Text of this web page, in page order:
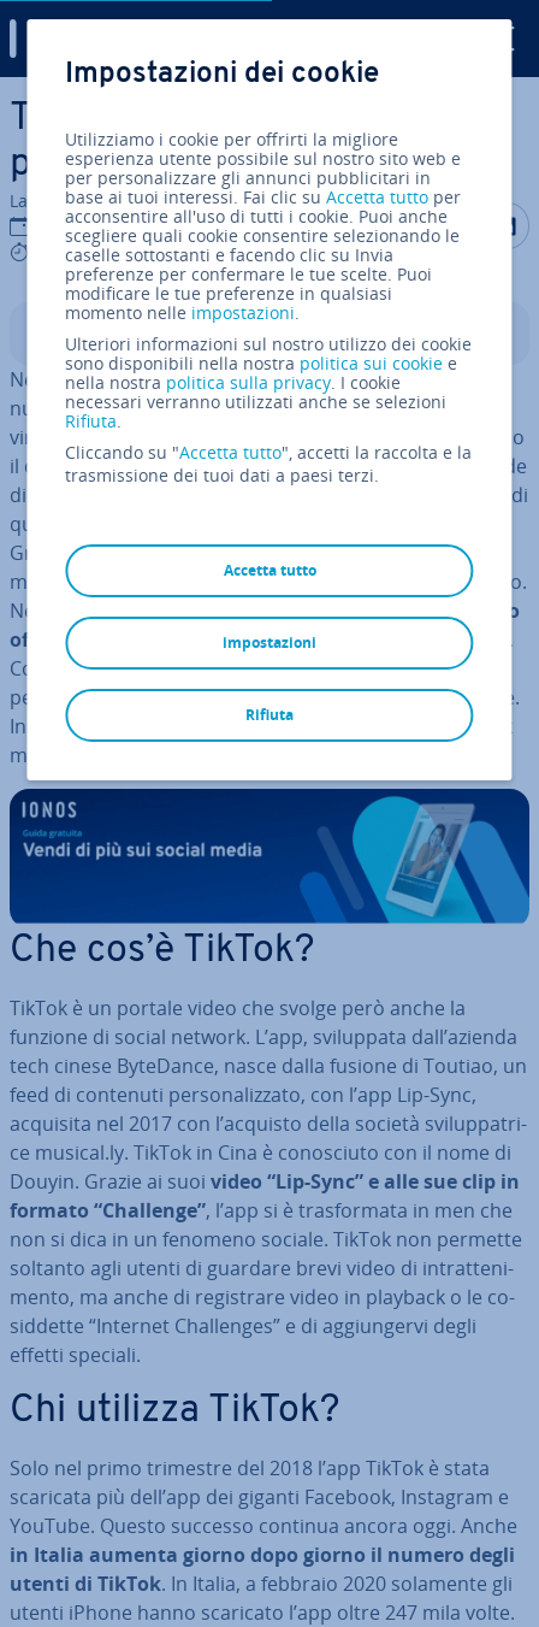
Vai al contenuto prin­ci­pa­le
TikTok marketing: strategie
per le aziende
La redazione di IONOS
30 set 2020
7 mins
Condividi
Indice
Nell’online marketing non c’è tempo per riposare. Le
nuove tec­no­lo­gie mutano con­ti­nua­men­te il paesaggio
virtuale della pub­bli­ci­tà dal giorno alla notte, in­fluen­za­no
il com­por­ta­men­to dei con­su­ma­to­ri e pongono le aziende
di fronte a nuove pos­si­bi­li­tà e nuove sfide. Un esempio di
questo panorama in continuo mutamento è TikTok.
Grazie a un’idea molto semplice, l’app ha incantato
milioni di persone in tutto il mondo in bre­vis­si­mo tempo.
Nel frattempo questo social network e i suoibrevi video
offrono in­te­res­san­ti pos­si­bi­li­tà anche per le aziende .
Con la giusta strategia le aziende possono po­si­zio­nar­si
per­fet­ta­men­te e generare tutta l’at­ten­zio­ne che si vuole.
In questo articolo vi mostriamo come uti­liz­za­re il TikTok
marketing per rag­giun­ge­re il vostro target.
Che cos’è TikTok?
TikTok è un portale video che svolge però anche la
funzione di social network. L’app, svi­lup­pa­ta dall’azienda
tech cinese ByteDance, nasce dalla fusione di Toutiao, un
feed di contenuti per­so­na­liz­za­to, con l’app Lip-Sync,
acquisita nel 2017 con l’acquisto della società svi­lup­pa­tri­
ce musical.ly. TikTok in Cina è co­no­sciu­to con il nome di
Douyin. Grazie ai suoi video “Lip-Sync” e alle sue clip in
formato “Challenge”, l’app si è tra­sfor­ma­ta in men che
non si dica in un fenomeno sociale. TikTok non permette
soltanto agli utenti di guardare brevi video di in­trat­te­ni­
men­to, ma anche di re­gi­stra­re video in playback o le co­
sid­det­te “Internet Chal­len­ges” e di ag­giun­ger­vi degli
effetti speciali.
Chi utilizza TikTok?
Solo nel primo trimestre del 2018 l’app TikTok è stata
scaricata più dell’app dei giganti Facebook, Instagram e
YouTube. Questo successo continua ancora oggi. Anche
in Italia aumenta giorno dopo giorno il numero degli
utenti di TikTok. In Italia, a febbraio 2020 solamente gli
utenti iPhone hanno scaricato l’app oltre 247 mila volte.
Impostazioni dei cookie
Utilizziamo i cookie per offrirti la migliore
esperienza utente possibile sul nostro sito web e
per personalizzare gli annunci pubblicitari in
base ai tuoi interessi. Fai clic suAccetta tutto per
acconsentire all'uso di tutti i cookie. Puoi anche
scegliere quali cookie consentire selezionando le
caselle sottostanti e facendo clic su Invia
preferenze per confermare le tue scelte. Puoi
modificare le tue preferenze in qualsiasi
momento nelle impostazioni.
Ulteriori informazioni sul nostro utilizzo dei cookie
sono disponibili nella nostra politica sui cookie e
nella nostra politica sulla privacy. I cookie
necessari verranno utilizzati anche se selezioni
Rifiuta.
Cliccando su "Accetta tutto", accetti la raccolta e la
trasmissione dei tuoi dati a paesi terzi.
Accetta tutto
Rifiuta
impostazioni